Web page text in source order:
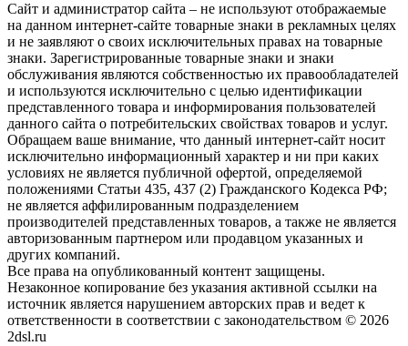
Сайт и администратор сайта – не используют отображаемые
на данном интернет-сайте товарные знаки в рекламных целях
и не заявляют о своих исключительных правах на товарные
знаки. Зарегистрированные товарные знаки и знаки
обслуживания являются собственностью их правообладателей
и используются исключительно с целью идентификации
представленного товара и информирования пользователей
данного сайта о потребительских свойствах товаров и услуг.
Обращаем ваше внимание, что данный интернет-сайт носит
исключительно информационный характер и ни при каких
условиях не является публичной офертой, определяемой
положениями Статьи 435, 437 (2) Гражданского Кодекса РФ;
не является аффилированным подразделением
производителей представленных товаров, а также не является
авторизованным партнером или продавцом указанных и
других компаний.
Все права на опубликованный контент защищены.
Незаконное копирование без указания активной ссылки на
источник является нарушением авторских прав и ведет к
ответственности в соответствии с законодательством © 2026
2dsl.ru